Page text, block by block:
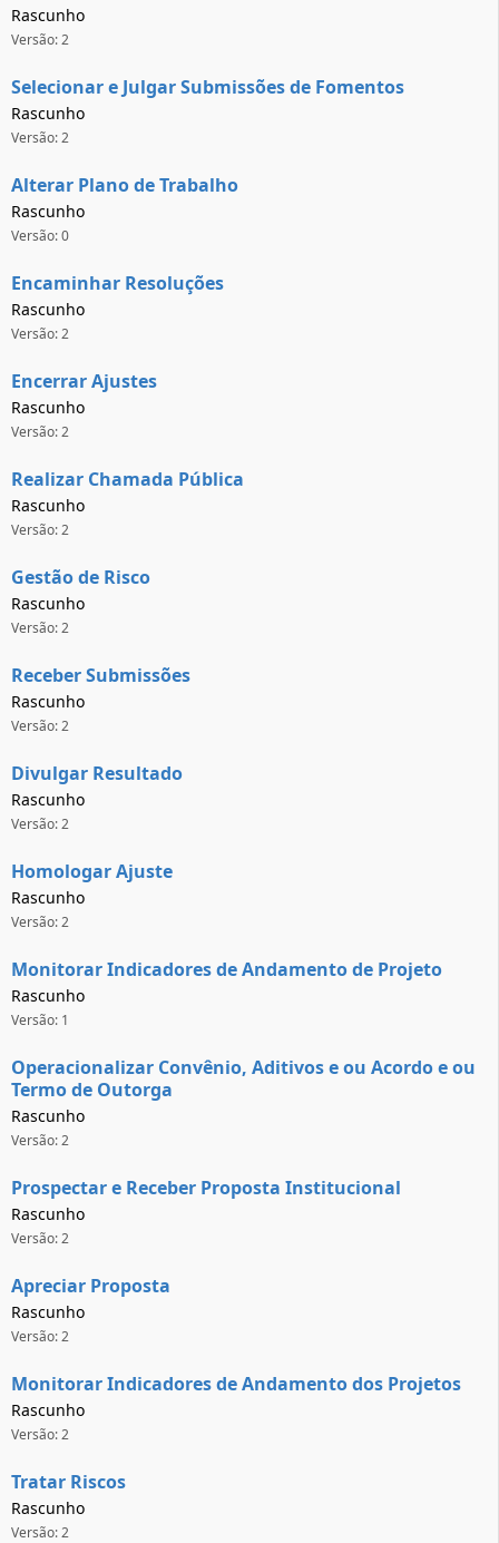
Rascunho
Versão: 2
Selecionar e Julgar Submissões de Fomentos
Rascunho
Versão: 2
Alterar Plano de Trabalho
Rascunho
Versão: 0
Encaminhar Resoluções
Rascunho
Versão: 2
Encerrar Ajustes
Rascunho
Versão: 2
Realizar Chamada Pública
Rascunho
Versão: 2
Gestão de Risco
Rascunho
Versão: 2
Receber Submissões
Rascunho
Versão: 2
Divulgar Resultado
Rascunho
Versão: 2
Homologar Ajuste
Rascunho
Versão: 2
Monitorar Indicadores de Andamento de Projeto
Rascunho
Versão: 1
Operacionalizar Convênio, Aditivos e ou Acordo e ou
Termo de Outorga
Rascunho
Versão: 2
Prospectar e Receber Proposta Institucional
Rascunho
Versão: 2
Apreciar Proposta
Rascunho
Versão: 2
Monitorar Indicadores de Andamento dos Projetos
Rascunho
Versão: 2
Tratar Riscos
Rascunho
Versão: 2